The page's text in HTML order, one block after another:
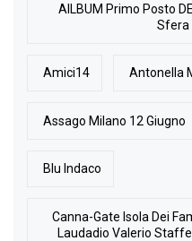
AlLBUM Primo Posto
Sfera
Amici14 Antonella
Assago Milano 12 Giugno
Blu Indaco
Canna-Gate Isola Dei
Laudadio Valerio